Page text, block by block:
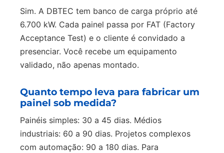
Sim. A DBTEC tem banco de carga próprio até
6.700 kW. Cada painel passa por FAT (Factory
Acceptance Test) e o cliente é convidado a
presenciar. Você recebe um equipamento
validado, não apenas montado.
Quanto tempo leva para fabricar um
painel sob medida?
Painéis simples: 30 a 45 dias. Médios
industriais: 60 a 90 dias. Projetos complexos
com automação: 90 a 180 dias. Para